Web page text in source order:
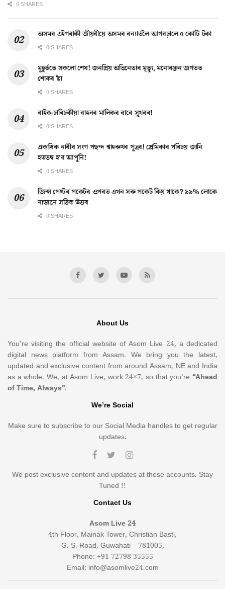
0 SHARES
অসমৰ এইগৰাকী জীয়ৰীয়ে অসমৰ বন্যাৰ্তলৈ আগবঢ়ালে ৫ কোটি টকা
0 SHARES
মুহূৰ্ততে সকলো শেষ! জনপ্ৰিয় অভিনেতাৰ মৃত্যু, মনোৰঞ্জন জগতত
শোকৰ ছাঁ
0 SHARES
বাইক-চাৰিচকীয়া বাহনৰ মালিকৰ বাবে সুখবৰ!
0 SHARES
একাধিক নাৰীৰ সংগ পছন্দ শ্বাহৰুখৰ পুত্ৰৰ! প্ৰেমিকাৰ পৰিচয় জানি
হতভম্ব হ’ব আপুনি!
0 SHARES
জিন্স পেণ্টৰ পকেটৰ ওপৰত এখন সৰু পকেট কিয় থাকে? ৯৯% লোকে
নাজানে সঠিক উত্তৰ
0 SHARES
About Us
You’re visiting the official website of Asom Live 24, a dedicated
digital news platform from Assam. We bring you the latest,
updated and exclusive content from around Assam, NE and India
as a whole. We, at Asom Live, work 24×7, so that you’re “Ahead
of Time, Always”.
We’re Social
Make sure to subscribe to our Social Media handles to get regular
updates.
We post exclusive content and updates at these accounts. Stay
Tuned !!
Contact Us
Asom Live 24
4th Floor, Mainak Tower, Christian Basti,
G. S. Road, Guwahati – 781005,
Phone: +91 72798 35555
Email: info@asomlive24.com